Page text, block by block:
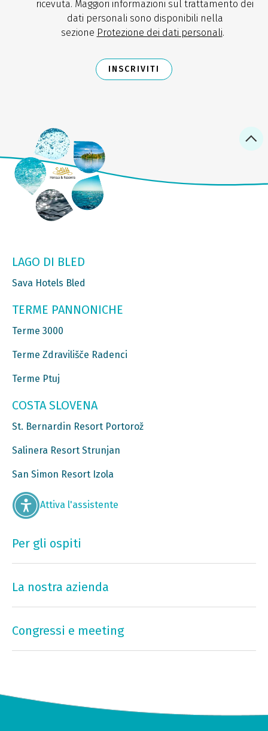
ricevuta. Maggiori informazioni sul trattamento dei
dati personali sono disponibili nella
sezione Protezione dei dati personali.
INSCRIVITI
LAGO DI BLED
Sava Hotels Bled
TERME PANNONICHE
Terme 3000
Terme Zdravilišče Radenci
Terme Ptuj
COSTA SLOVENA
St. Bernardin Resort Portorož
Salinera Resort Strunjan
San Simon Resort Izola
Attiva l'assistente
Per gli ospiti
La nostra azienda
Congressi e meeting